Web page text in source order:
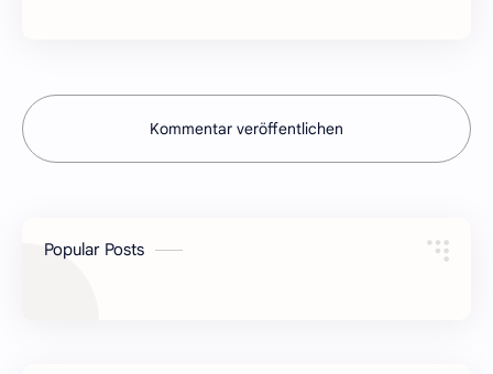
Kommentar veröffentlichen
Popular Posts